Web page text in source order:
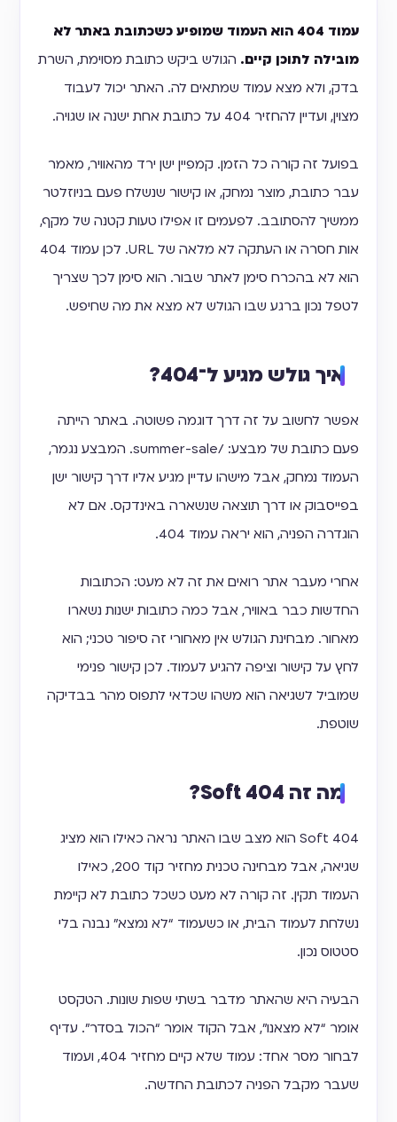
עמוד 404 הוא העמוד שמופיע כשכתובת באתר לא
מובילה לתוכן קיים. הגולש ביקש כתובת מסוימת, השרת
בדק, ולא מצא עמוד שמתאים לה. האתר יכול לעבוד
מצוין, ועדיין להחזיר 404 על כתובת אחת ישנה או שגויה.
בפועל זה קורה כל הזמן. קמפיין ישן ירד מהאוויר, מאמר
עבר כתובת, מוצר נמחק, או קישור שנשלח פעם בניוזלטר
ממשיך להסתובב. לפעמים זו אפילו טעות קטנה של מקף,
אות חסרה או העתקה לא מלאה של URL. לכן עמוד 404
הוא לא בהכרח סימן לאתר שבור. הוא סימן לכך שצריך
לטפל נכון ברגע שבו הגולש לא מצא את מה שחיפש.
איך גולש מגיע ל־404?
אפשר לחשוב על זה דרך דוגמה פשוטה. באתר הייתה
פעם כתובת של מבצע: /summer-sale. המבצע נגמר,
העמוד נמחק, אבל מישהו עדיין מגיע אליו דרך קישור ישן
בפייסבוק או דרך תוצאה שנשארה באינדקס. אם לא
הוגדרה הפניה, הוא יראה עמוד 404.
אחרי מעבר אתר רואים את זה לא מעט: הכתובות
החדשות כבר באוויר, אבל כמה כתובות ישנות נשארו
מאחור. מבחינת הגולש אין מאחורי זה סיפור טכני; הוא
לחץ על קישור וציפה להגיע לעמוד. לכן קישור פנימי
שמוביל לשגיאה הוא משהו שכדאי לתפוס מהר בבדיקה
שוטפת.
מה זה Soft 404?
Soft 404 הוא מצב שבו האתר נראה כאילו הוא מציג
שגיאה, אבל מבחינה טכנית מחזיר קוד 200, כאילו
העמוד תקין. זה קורה לא מעט כשכל כתובת לא קיימת
נשלחת לעמוד הבית, או כשעמוד “לא נמצא” נבנה בלי
סטטוס נכון.
הבעיה היא שהאתר מדבר בשתי שפות שונות. הטקסט
אומר “לא מצאנו”, אבל הקוד אומר “הכול בסדר”. עדיף
לבחור מסר אחד: עמוד שלא קיים מחזיר 404, ועמוד
שעבר מקבל הפניה לכתובת החדשה.